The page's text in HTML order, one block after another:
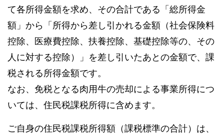
て各所得金額を求め、その合計である「総所得金
額」から「所得から差し引かれる金額（社会保険料
控除、医療費控除、扶養控除、基礎控除等の、その
人に対する控除）」を差し引いたあとの金額で、課
税される所得金額です。
なお、免税となる肉用牛の売却による事業所得につ
いては、住民税課税所得に含めます。
ご自身の住民税課税所得額（課税標準の合計）は、